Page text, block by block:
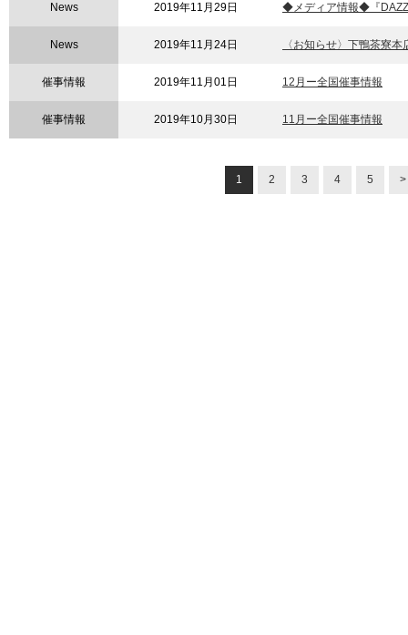
News 2019年11月29日 ◆メディア情報◆『
News 2019年11月24日 〈お知らせ〉下鴨茶寮
催事情報 2019年11月01日 12月ー全国催事情報
催事情報 2019年10月30日 11月ー全国催事情報
1 2 3 4 5 >